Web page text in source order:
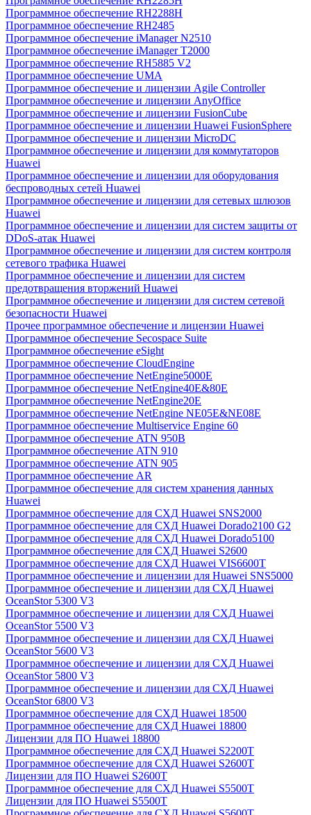
Программное обеспечение RH2288H
Программное обеспечение RH2485
Программное обеспечение iManager N2510
Программное обеспечение iManager T2000
Программное обеспечение RH5885 V2
Программное обеспечение UMA
Программное обеспечение и лицензии Agile Controller
Программное обеспечение и лицензии AnyOffice
Программное обеспечение и лицензии FusionCube
Программное обеспечение и лицензии Huawei FusionSphere
Программное обеспечение и лицензии MicroDC
Программное обеспечение и лицензии для коммутаторов
Huawei
Программное обеспечение и лицензии для оборудования
беспроводных сетей Huawei
Программное обеспечение и лицензии для сетевых шлюзов
Huawei
Программное обеспечение и лицензии для систем защиты от
DDoS-атак Huawei
Программное обеспечение и лицензии для систем контроля
сетевого трафика Huawei
Программное обеспечение и лицензии для систем
предотвращения вторжений Huawei
Программное обеспечение и лицензии для систем сетевой
безопасности Huawei
Прочее программное обеспечение и лицензии Huawei
Программное обеспечение Secospace Suite
Программное обеспечение eSight
Программное обеспечение CloudEngine
Программное обеспечение NetEngine5000E
Программное обеспечение NetEngine40E&80E
Программное обеспечение NetEngine20E
Программное обеспечение NetEngine NE05E&NE08E
Программное обеспечение Multiservice Engine 60
Программное обеспечение ATN 950B
Программное обеспечение ATN 910
Программное обеспечение ATN 905
Программное обеспечение AR
Программное обеспечение для систем хранения данных
Huawei
Программное обеспечение для СХД Huawei SNS2000
Программное обеспечение для СХД Huawei Dorado2100 G2
Программное обеспечение для СХД Huawei Dorado5100
Программное обеспечение для СХД Huawei S2600
Программное обеспечение для СХД Huawei VIS6600T
Программное обеспечение и лицензии для Huawei SNS5000
Программное обеспечение и лицензии для СХД Huawei
OceanStor 5300 V3
Программное обеспечение и лицензии для СХД Huawei
OceanStor 5500 V3
Программное обеспечение и лицензии для СХД Huawei
OceanStor 5600 V3
Программное обеспечение и лицензии для СХД Huawei
OceanStor 5800 V3
Программное обеспечение и лицензии для СХД Huawei
OceanStor 6800 V3
Программное обеспечение для СХД Huawei 18500
Программное обеспечение для СХД Huawei 18800
Лицензии для ПО Huawei 18800
Программное обеспечение для СХД Huawei S2200T
Программное обеспечение для СХД Huawei S2600T
Лицензии для ПО Huawei S2600T
Программное обеспечение для СХД Huawei S5500T
Лицензии для ПО Huawei S5500T